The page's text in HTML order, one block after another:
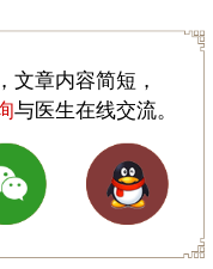
文章内容简短，
与医生在线交流。